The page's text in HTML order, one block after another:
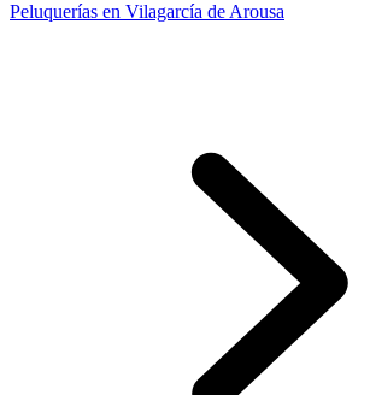
Peluquerías en Vilagarcía de Arousa